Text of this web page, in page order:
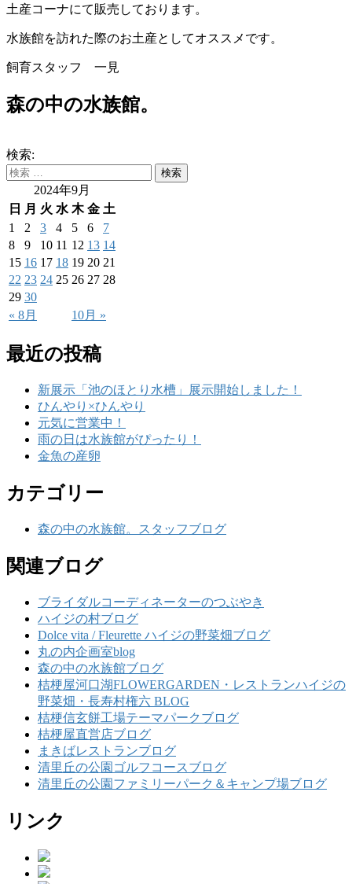
土産コーナにて販売しております。
水族館を訪れた際のお土産としてオススメです。
飼育スタッフ 一見
森の中の水族館。
検索:
2024年9月
日
月 火 水 木 金 土
« 8月 10月 »
1 2 3 4 5 6
7
8
9 10 11 12 13 14
15 16 17 18 19 20 21
22 23 24 25 26 27 28
29 30
最近の投稿
新展示「池のほとり水槽」展示開始しました！
ひんやり×ひんやり
元気に営業中！
雨の日は水族館がぴったり！
金魚の産卵
カテゴリー
森の中の水族館。スタッフブログ
関連ブログ
ブライダルコーディネーターのつぶやき
ハイジの村ブログ
Dolce vita / Fleurette ハイジの野菜畑ブログ
丸の内企画室blog
森の中の水族館ブログ
桔梗屋河口湖FLOWERGARDEN・レストランハイジの
野菜畑・長寿村権六 BLOG
桔梗信玄餅工場テーマパークブログ
桔梗屋直営店ブログ
まきばレストランブログ
清里丘の公園ゴルフコースブログ
清里丘の公園ファミリーパーク＆キャンプ場ブログ
リンク